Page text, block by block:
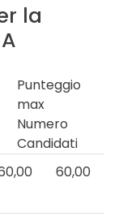
la
Punteggio
max
Numero
Candidati
60,00